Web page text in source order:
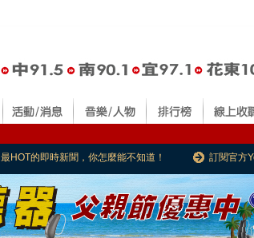
最HOT的即時新聞，你怎麼能不知道！ 訂閱官方